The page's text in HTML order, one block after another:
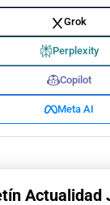
Grok
Perplexity
Copilot
Meta AI
Actualidad